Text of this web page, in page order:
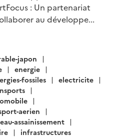
du doigtEt aussi : Effets
la suite
japon
transports
environnement
climat-attenuation
japon
entreprises
artificielle